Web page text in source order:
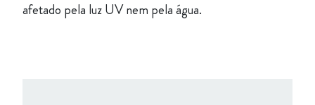
afetado pela luz UV nem pela água.